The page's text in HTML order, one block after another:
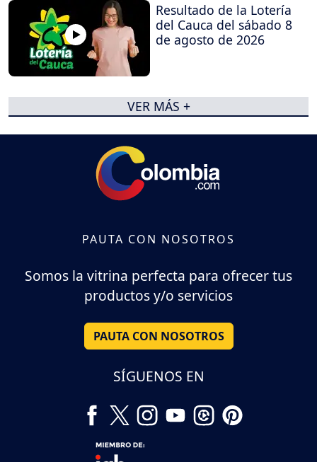
Resultado de la Lotería
del Cauca del sábado 8
de agosto de 2026
VER MÁS +
PAUTA CON NOSOTROS
Somos la vitrina perfecta para ofrecer tus
productos y/o servicios
PAUTA CON NOSOTROS
SÍGUENOS EN